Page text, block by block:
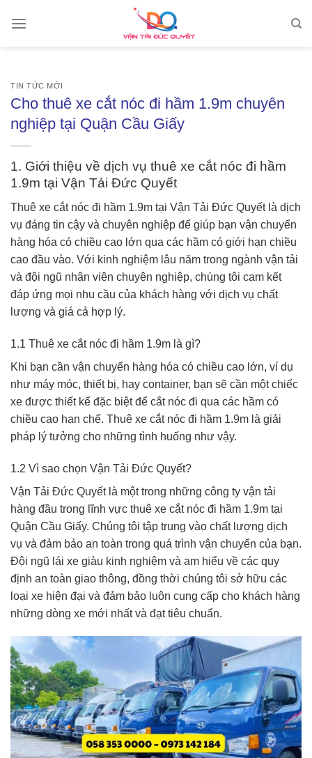
TIN TỨC MỚI
Cho thuê xe cắt nóc đi hầm 1.9m chuyên
nghiệp tại Quận Cầu Giấy
1. Giới thiệu về dịch vụ thuê xe cắt nóc đi hầm
1.9m tại Vận Tải Đức Quyết
Thuê xe cắt nóc đi hầm 1.9m tại Vận Tải Đức Quyết là dịch
vụ đáng tin cậy và chuyên nghiệp để giúp bạn vận chuyển
hàng hóa có chiều cao lớn qua các hầm có giới hạn chiều
cao đầu vào. Với kinh nghiệm lâu năm trong ngành vận tải
và đội ngũ nhân viên chuyên nghiệp, chúng tôi cam kết
đáp ứng mọi nhu cầu của khách hàng với dịch vụ chất
lượng và giá cả hợp lý.
1.1 Thuê xe cắt nóc đi hầm 1.9m là gì?
Khi bạn cần vận chuyển hàng hóa có chiều cao lớn, ví dụ
như máy móc, thiết bị, hay container, bạn sẽ cần một chiếc
xe được thiết kế đặc biệt để cắt nóc đi qua các hầm có
chiều cao hạn chế. Thuê xe cắt nóc đi hầm 1.9m là giải
pháp lý tưởng cho những tình huống như vậy.
1.2 Vì sao chọn Vận Tải Đức Quyết?
Vận Tải Đức Quyết là một trong những công ty vận tải
hàng đầu trong lĩnh vực thuê xe cắt nóc đi hầm 1.9m tại
Quận Cầu Giấy. Chúng tôi tập trung vào chất lượng dịch
vụ và đảm bảo an toàn trong quá trình vận chuyển của bạn.
Đội ngũ lái xe giàu kinh nghiệm và am hiểu về các quy
định an toàn giao thông, đồng thời chúng tôi sở hữu các
loại xe hiện đại và đảm bảo luôn cung cấp cho khách hàng
những dòng xe mới nhất và đạt tiêu chuẩn.